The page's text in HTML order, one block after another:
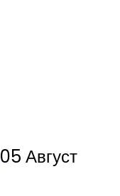
05 Август